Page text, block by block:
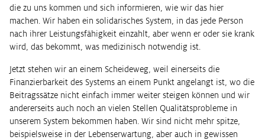
die zu uns kommen und sich informieren, wie wir das hier
machen. Wir haben ein solidarisches System, in das jede Person
nach ihrer Leistungsfähigkeit einzahlt, aber wenn er oder sie krank
wird, das bekommt, was medizinisch notwendig ist.
Jetzt stehen wir an einem Scheideweg, weil einerseits die
Finanzierbarkeit des Systems an einem Punkt angelangt ist, wo die
Beitragssätze nicht einfach immer weiter steigen können und wir
andererseits auch noch an vielen Stellen Qualitätsprobleme in
unserem System bekommen haben. Wir sind nicht mehr spitze,
beispielsweise in der Lebenserwartung, aber auch in gewissen